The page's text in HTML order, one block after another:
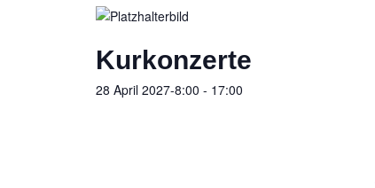
Kurkonzerte
28 April 2027-8:00 - 17:00